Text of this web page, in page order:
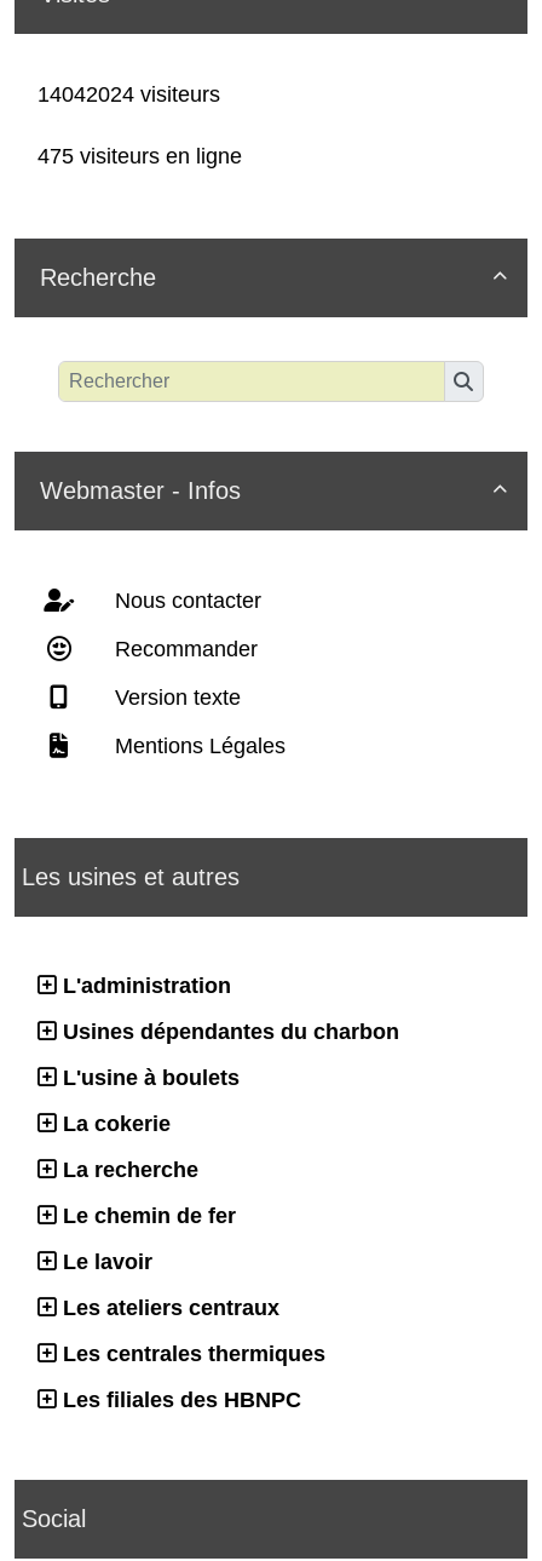
14042024 visiteurs
475 visiteurs en ligne

Recherche

Webmaster - Infos
Nous contacter
Recommander
Version texte
Mentions Légales
Les usines et autres
L'administration
Usines dépendantes du charbon
L'usine à boulets
La cokerie
La recherche
Le chemin de fer
Le lavoir
Les ateliers centraux
Les centrales thermiques
Les filiales des HBNPC
Social